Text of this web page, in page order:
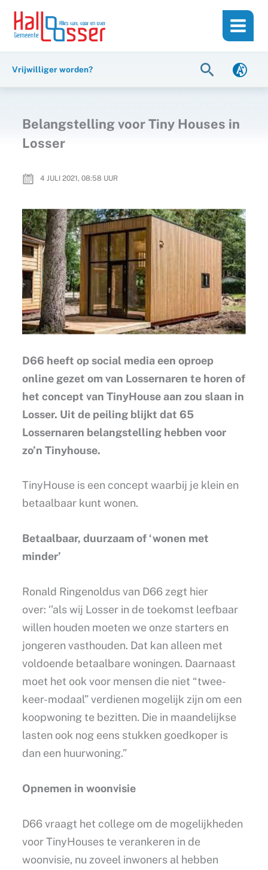
inhoud
naar
Vrijwilliger worden? Zoeken
Belangstelling voor Tiny Houses in
Losser
4 JULI 2021, 08:58 UUR
D66 heeft op social media een oproep
online gezet om van Lossernaren te horen of
het concept van TinyHouse aan zou slaan in
Losser. Uit de peiling blijkt dat 65
Lossernaren belangstelling hebben voor
zo’n Tinyhouse.
TinyHouse is een concept waarbij je klein en
betaalbaar kunt wonen.
Betaalbaar, duurzaam of ‘wonen met
minder’
Ronald Ringenoldus van D66 zegt hier
over: ‘’als wij Losser in de toekomst leefbaar
willen houden moeten we onze starters en
jongeren vasthouden. Dat kan alleen met
voldoende betaalbare woningen. Daarnaast
moet het ook voor mensen die niet “twee-
keer-modaal” verdienen mogelijk zijn om een
koopwoning te bezitten. Die in maandelijkse
lasten ook nog eens stukken goedkoper is
dan een huurwoning.”
Opnemen in woonvisie
D66 vraagt het college om de mogelijkheden
voor TinyHouses te verankeren in de
woonvisie, nu zoveel inwoners al hebben